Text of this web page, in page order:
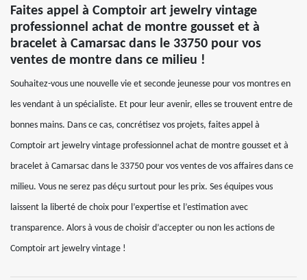
Faites appel à Comptoir art jewelry vintage
professionnel achat de montre gousset et à
bracelet à Camarsac dans le 33750 pour vos
ventes de montre dans ce milieu !
Souhaitez-vous une nouvelle vie et seconde jeunesse pour vos montres en
les vendant à un spécialiste. Et pour leur avenir, elles se trouvent entre de
bonnes mains. Dans ce cas, concrétisez vos projets, faites appel à
Comptoir art jewelry vintage professionnel achat de montre gousset et à
bracelet à Camarsac dans le 33750 pour vos ventes de vos affaires dans ce
milieu. Vous ne serez pas déçu surtout pour les prix. Ses équipes vous
laissent la liberté de choix pour l’expertise et l’estimation avec
transparence. Alors à vous de choisir d’accepter ou non les actions de
Comptoir art jewelry vintage !